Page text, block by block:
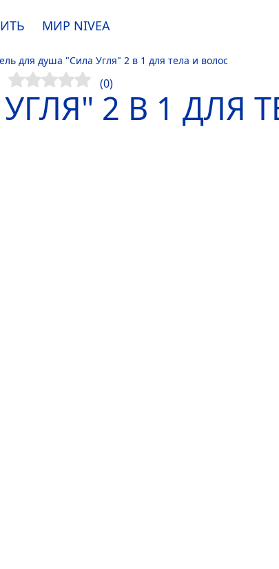
с информацией по использованию файлов cookie и
МИР NIVEA
для душа "Сила Угля" 2 в 1 для тела и волос
(0)
2 В 1 ДЛЯ